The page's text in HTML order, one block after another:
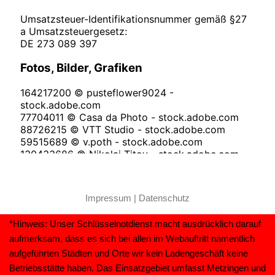
Impressum | Datenschutz
*Hinweis: Unser Schlüsselnotdienst macht ausdrücklich darauf
aufmerksam, dass es sich bei allen im Webauftritt namentlich
aufgeführten Städten und Orte wir kein Ladengeschäft keine
Betriebsstätte haben. Das Einsatzgebiet umfasst Metzingen und